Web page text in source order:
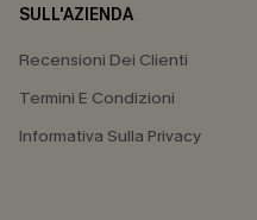
SULL'AZIENDA
Recensioni Dei Clienti
Termini E Condizioni
Informativa Sulla Privacy